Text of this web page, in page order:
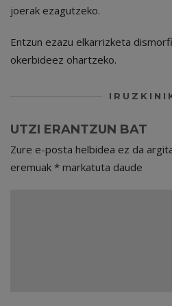
joerak ezagutzeko.
Entzun ezazu elkarrizketa
okerbideez ohartzeko.
UTZI ERANTZUN BAT
Zure e-posta helbidea ez da
eremuak * markatuta daude